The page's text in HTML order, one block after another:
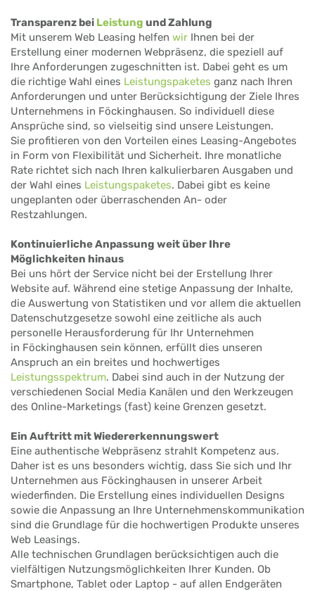
Transparenz bei Leistung und Zahlung
Mit unserem Web Leasing helfen wir Ihnen bei der
Erstellung einer modernen Webpräsenz, die speziell auf
Ihre Anforderungen zugeschnitten ist. Dabei geht es um
die richtige Wahl eines Leistungspaketes ganz nach Ihren
Anforderungen und unter Berücksichtigung der Ziele Ihres
Unternehmens in Föckinghausen. So individuell diese
Ansprüche sind, so vielseitig sind unsere Leistungen.
Sie profitieren von den Vorteilen eines Leasing-Angebotes
in Form von Flexibilität und Sicherheit. Ihre monatliche
Rate richtet sich nach Ihren kalkulierbaren Ausgaben und
der Wahl eines Leistungspaketes. Dabei gibt es keine
ungeplanten oder überraschenden An- oder
Restzahlungen.
Kontinuierliche Anpassung weit über Ihre
Möglichkeiten hinaus
Bei uns hört der Service nicht bei der Erstellung Ihrer
Website auf. Während eine stetige Anpassung der Inhalte,
die Auswertung von Statistiken und vor allem die aktuellen
Datenschutzgesetze sowohl eine zeitliche als auch
personelle Herausforderung für Ihr Unternehmen
in Föckinghausen sein können, erfüllt dies unseren
Anspruch an ein breites und hochwertiges
Leistungsspektrum. Dabei sind auch in der Nutzung der
verschiedenen Social Media Kanälen und den Werkzeugen
des Online-Marketings (fast) keine Grenzen gesetzt.
Ein Auftritt mit Wiedererkennungswert
Eine authentische Webpräsenz strahlt Kompetenz aus.
Daher ist es uns besonders wichtig, dass Sie sich und Ihr
Unternehmen aus Föckinghausen in unserer Arbeit
wiederfinden. Die Erstellung eines individuellen Designs
sowie die Anpassung an Ihre Unternehmenskommunikation
sind die Grundlage für die hochwertigen Produkte unseres
Web Leasings.
Alle technischen Grundlagen berücksichtigen auch die
vielfältigen Nutzungsmöglichkeiten Ihrer Kunden. Ob
Smartphone, Tablet oder Laptop - auf allen Endgeräten